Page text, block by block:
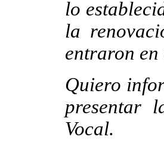
lo
la
entraron en
Quiero
presentar
Vocal.